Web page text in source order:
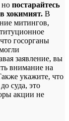
но постарайтесь
хокимият. В
митингов,
госорганы
заявление, вы
внимание на
укажите, что
суда, это
акции не